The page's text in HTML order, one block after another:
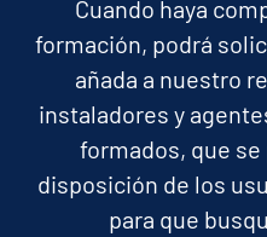
Cuando haya
formación, podrá
añada a nuestro
instaladores y
formados, que se
disposición de los
para que